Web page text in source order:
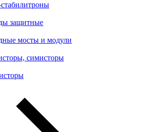
защитные
мосты и модули
симисторы